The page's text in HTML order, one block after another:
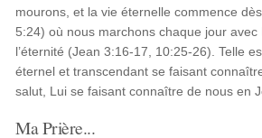
mourons, et la vie éternelle commence
5:24) où nous marchons chaque jour avec
l’éternité (Jean 3:16-17, 10:25-26). Telle
éternel et transcendant se faisant
salut, Lui se faisant connaître de nous en
Ma Prière...